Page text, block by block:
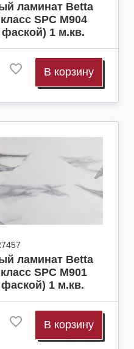
ламинат Betta
SPC M904
1 м.кв.
В корзину
ламинат Betta
SPC M901
1 м.кв.
В корзину